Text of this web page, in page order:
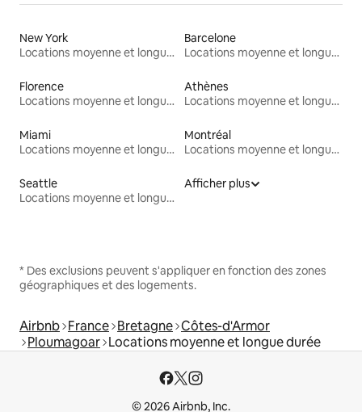
New York
Locations moyenne et longue durée
Barcelone
Locations moyenne et longue durée
Florence
Locations moyenne et longue durée
Athènes
Locations moyenne et longue durée
Miami
Locations moyenne et longue durée
Montréal
Locations moyenne et longue durée
Seattle
Locations moyenne et longue durée
Afficher plus
* Des exclusions peuvent s'appliquer en fonction des zones
géographiques et des logements.
Airbnb France Bretagne Côtes-d'Armor
Ploumagoar Locations moyenne et longue durée
© 2026 Airbnb, Inc.